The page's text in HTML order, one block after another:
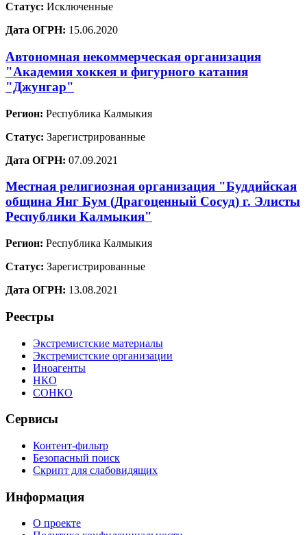
Статус: Исключенные
Дата ОГРН: 15.06.2020
Автономная некоммерческая организация
"Академия хоккея и фигурного катания
"Джунгар"
Регион: Республика Калмыкия
Статус: Зарегистрированные
Дата ОГРН: 07.09.2021
Местная религиозная организация "Буддийская
община Янг Бум (Драгоценный Сосуд) г. Элисты
Республики Калмыкия"
Регион: Республика Калмыкия
Статус: Зарегистрированные
Дата ОГРН: 13.08.2021
Реестры
Экстремистские материалы
Экстремистские организации
Иноагенты
НКО
СОНКО
Сервисы
Контент-фильтр
Безопасный поиск
Скрипт для слабовидящих
Информация
О проекте